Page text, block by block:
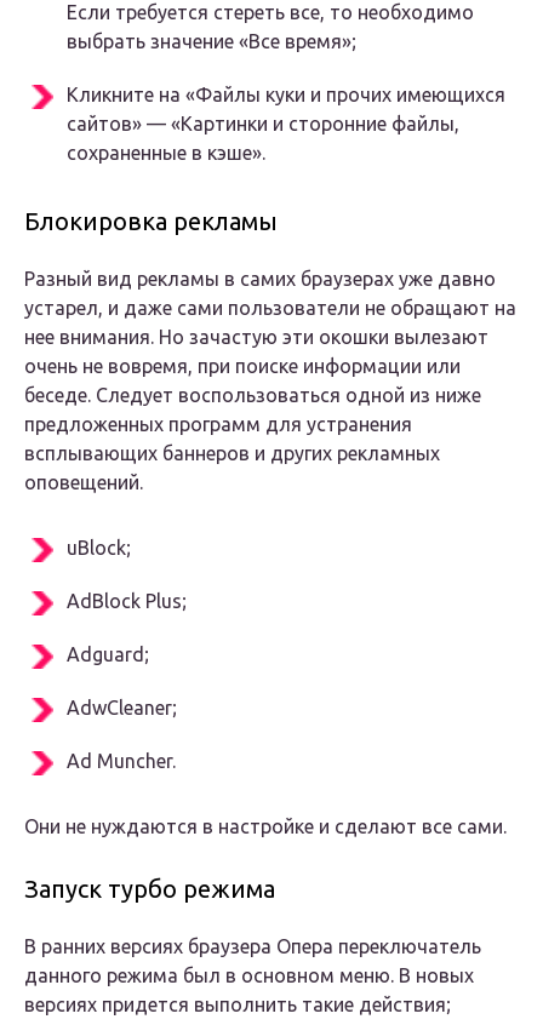
Если требуется стереть все, то необходимо
выбрать значение «Все время»;
Кликните на «Файлы куки и прочих имеющихся
сайтов» — «Картинки и сторонние файлы,
сохраненные в кэше».
Блокировка рекламы
Разный вид рекламы в самих браузерах уже давно
устарел, и даже сами пользователи не обращают на
нее внимания. Но зачастую эти окошки вылезают
очень не вовремя, при поиске информации или
беседе. Следует воспользоваться одной из ниже
предложенных программ для устранения
всплывающих баннеров и других рекламных
оповещений.
uBlock;
AdBlock Plus;
Adguard;
AdwCleaner;
Ad Muncher.
Они не нуждаются в настройке и сделают все сами.
Запуск турбо режима
В ранних версиях браузера Опера переключатель
данного режима был в основном меню. В новых
версиях придется выполнить такие действия;